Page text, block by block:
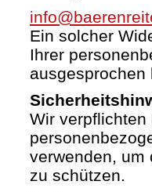
Ein solcher
Ihrer
ausgesprochen
Wir verpflichten
verwenden, um
zu schützen.